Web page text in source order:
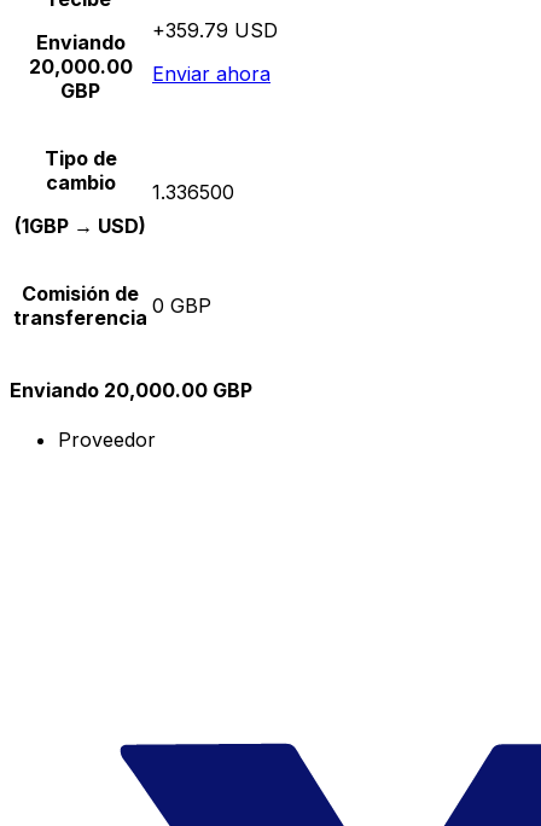
Enviando
20,000.00
GBP
+359.79 USD
Enviar ahora
Tipo de
cambio
(1GBP → USD)
1.336500
Comisión de
transferencia 0 GBP
Enviando 20,000.00 GBP
Proveedor